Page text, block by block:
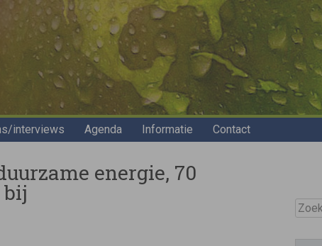
interviews Agenda Informatie Contact
energie, 70
bij Zoek